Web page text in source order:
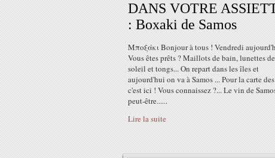
DANS VOTRE
: Boxaki de Samos
Μποξάκι Bonjour à tous ! Vendredi
Vous êtes prêts ? Maillots de bain, lunettes de
soleil et tongs... On repart dans les îles et
aujourd'hui on va à Samos ... Pour la carte
c'est ici ! Vous connaissez ?... Le vin de
peut-être......
Lire la suite